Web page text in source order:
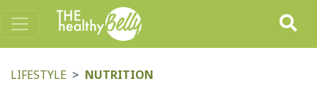
LIFESTYLE NUTRITION